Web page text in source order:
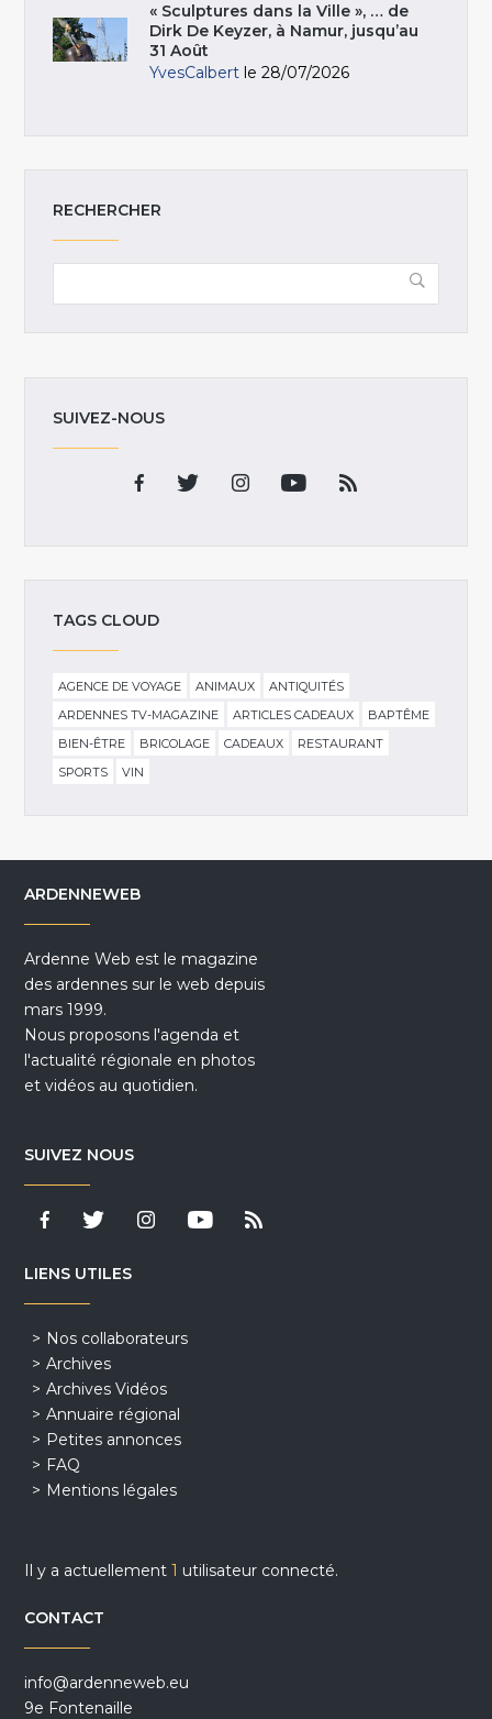
« Sculptures dans la Ville », … de
Dirk De Keyzer, à Namur, jusqu’au
31 Août
YvesCalbert le 28/07/2026
RECHERCHER
SUIVEZ-NOUS
TAGS CLOUD
AGENCE DE VOYAGE ANIMAUX
ANTIQUITÉS
ARDENNES TV-MAGAZINE
ARTICLES CADEAUX
BAPTÊME
BIEN-ÊTRE
BRICOLAGE CADEAUX
RESTAURANT
SPORTS
VIN
ARDENNEWEB
Ardenne Web est le magazine
des ardennes sur le web depuis
mars 1999.
Nous proposons l'agenda et
l'actualité régionale en photos
et vidéos au quotidien.
SUIVEZ NOUS
LIENS UTILES
Nos collaborateurs
Archives
Archives Vidéos
Annuaire régional
Petites annonces
FAQ
Mentions légales
Il y a actuellement1 utilisateur connecté.
CONTACT
info@ardenneweb.eu
9e Fontenaille